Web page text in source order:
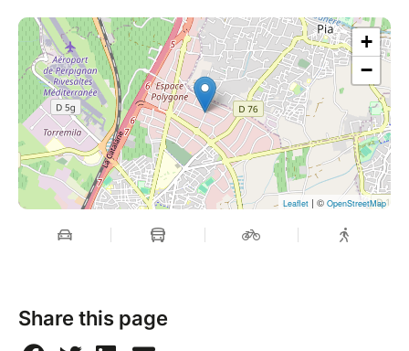
+
−
Leaflet | © OpenStreetMap
Share this page